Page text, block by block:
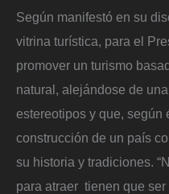
Según manifestó en su
vitrina turística, para el
promover un turismo
natural, alejándose de
estereotipos y que, según
construcción de un país
su historia y tradiciones.
para atraer tienen que